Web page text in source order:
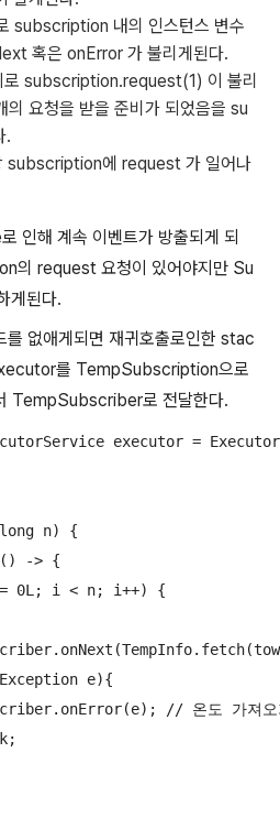
내의 인스턴스 변수
혹은 onError 가 불리게된다.
subscription.request(1) 이 불리
요청을 받을 준비가 되었음을 su
.
subscription에 request 가 일어나
인해 계속 이벤트가 방출되게 되
의 request 요청이 있어야지만 Su
게된다.
를 없애게되면 재귀호출로인한 stac
를 TempSubscription으로
TempSubscriber로 전달한다.
executor =
n) {
-> {
0L; i < n; i++) {
e){
// 온도 가져오